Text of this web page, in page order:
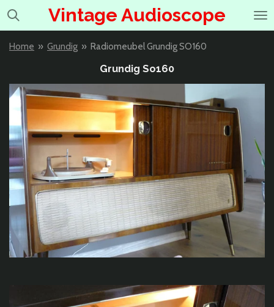
Ga
de
Vintage Audioscope
Home » Grundig » Radiomeubel Grundig SO160
Grundig So160